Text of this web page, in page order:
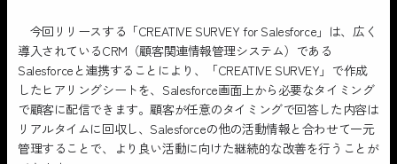
今回リリースする「CREATIVE SURVEY for Salesforce」は、広く
導入されているCRM（顧客関連情報管理システム）である
Salesforceと連携することにより、「CREATIVE SURVEY」で作成
したヒアリングシートを、Salesforce画面上から必要なタイミング
で顧客に配信できます。顧客が任意のタイミングで回答した内容は
リアルタイムに回収し、Salesforceの他の活動情報と合わせて一元
管理することで、より良い活動に向けた継続的な改善を行うことが